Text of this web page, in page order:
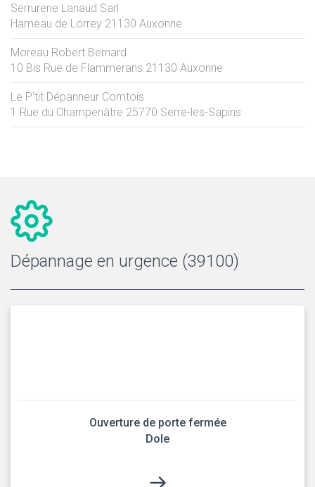
Serrurerie Lanaud Sarl
Hameau de Lorrey 21130 Auxonne
Moreau Robert Bernard
10 Bis Rue de Flammerans 21130 Auxonne
Le P'tit Dépanneur Comtois
1 Rue du Champenâtre 25770 Serre-les-Sapins
Dépannage en urgence (39100)
Ouverture de porte fermée
Dole